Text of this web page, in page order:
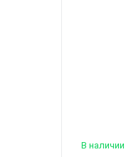
В наличии